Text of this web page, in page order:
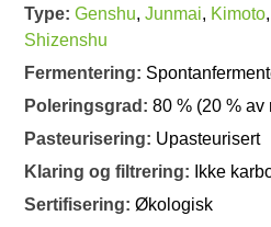
Type:Genshu,Junmai, Kimoto,
Shizenshu
Fermentering:
Poleringsgrad:80 % (20 % av
Pasteurisering: Upasteurisert
Klaring og filtrering:
Ikke
Sertifisering:Økologisk